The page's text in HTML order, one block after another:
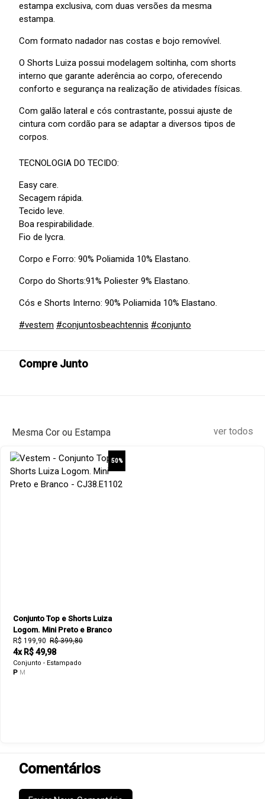
estampa exclusiva, com duas versões da mesma
estampa.
Com formato nadador nas costas e bojo removível.
O Shorts Luiza possui modelagem soltinha, com shorts
interno que garante aderência ao corpo, oferecendo
conforto e segurança na realização de atividades físicas.
Com galão lateral e cós contrastante, possui ajuste de
cintura com cordão para se adaptar a diversos tipos de
corpos.
TECNOLOGIA DO TECIDO:
Easy care.
Secagem rápida.
Tecido leve.
Boa respirabilidade.
Fio de lycra.
Corpo e Forro: 90% Poliamida 10% Elastano.
Corpo do Shorts:91% Poliester 9% Elastano.
Cós e Shorts Interno: 90% Poliamida 10% Elastano.
#vestem #conjuntosbeachtennis #conjunto
Compre Junto
Mesma Cor ou Estampa ver todos
50%
Conjunto Top e Shorts Luiza
Logom. Mini Preto e Branco
R$ 199,90 R$ 399,80
4x R$ 49,98
Conjunto - Estampado
P M
Comentários